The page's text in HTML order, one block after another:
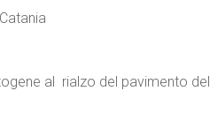
al rialzo del pavimento del